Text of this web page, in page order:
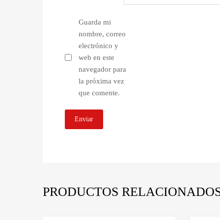
Guarda mi
nombre, correo
electrónico y
web en este
navegador para
la próxima vez
que comente.
PRODUCTOS